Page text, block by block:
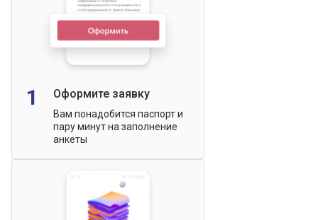
1 Оформите заявку
Вам понадобится паспорт и
пару минут на заполнение
анкеты